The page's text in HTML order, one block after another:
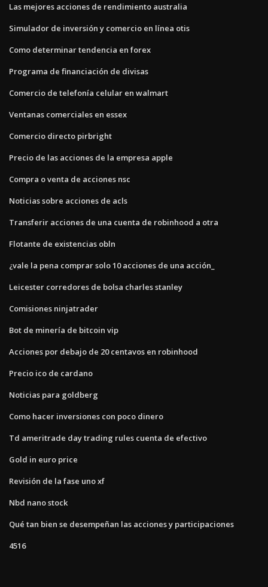
Las mejores acciones de rendimiento australia
Simulador de inversión y comercio en línea otis
Como determinar tendencia en forex
Programa de financiación de divisas
Comercio de telefonía celular en walmart
Ventanas comerciales en essex
Comercio directo pirbright
Precio de las acciones de la empresa apple
Compra o venta de acciones nsc
Noticias sobre acciones de acls
Transferir acciones de una cuenta de robinhood a otra
Flotante de existencias obln
¿vale la pena comprar solo 10 acciones de una acción_
Leicester corredores de bolsa charles stanley
Comisiones ninjatrader
Bot de minería de bitcoin vip
Acciones por debajo de 20 centavos en robinhood
Precio ico de cardano
Noticias para goldberg
Como hacer inversiones con poco dinero
Td ameritrade day trading rules cuenta de efectivo
Gold in euro price
Revisión de la fase uno xf
Nbd nano stock
Qué tan bien se desempeñan las acciones y participaciones
4516